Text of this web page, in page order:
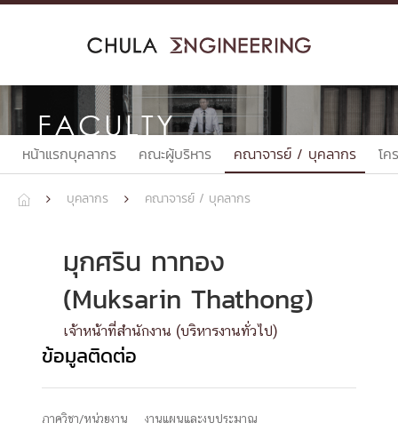
Skip
FACULTY
หน้าแรกบุคลากร คณะผู้บริหาร คณาจารย์ / บุคลากร โ
  บุคลากร  คณาจารย์ / บุคลากร
มุกศริน ทาทอง
(Muksarin Thathong)
เจ้าหน้าที่สำนักงาน (บริหารงานทั่วไป)
ข้อมูลติดต่อ
ภาควิชา/หน่วยงาน งานแผนและงบประมาณ